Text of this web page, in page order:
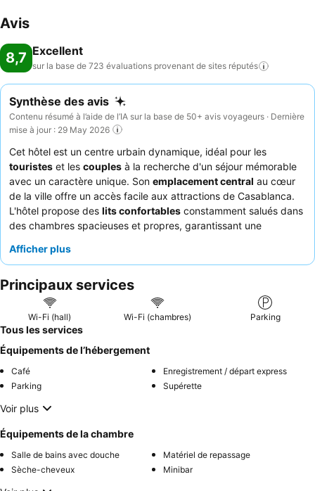
Avis
8,7 Excellent
sur la base de 723 évaluations provenant de sites réputés
Synthèse des avis
Contenu résumé à l’aide de l’IA sur la base de 50+ avis voyageurs · Dernière
mise à jour : 29 May 2026
Cet hôtel est un centre urbain dynamique, idéal pour les
touristes et les couples à la recherche d'un séjour mémorable
avec un caractère unique. Son emplacement central au cœur
de la ville offre un accès facile aux attractions de Casablanca.
L'hôtel propose des lits confortables constamment salués dans
des chambres spacieuses et propres, garantissant une
personnel accueillant et attentif
pensez à réserver une chambre à un étage supérieur pour un
environnement potentiellement plus calme.
Afficher plus
Principaux services
Wi-Fi (hall) Wi-Fi (chambres) Parking
Tous les services
Équipements de l’hébergement
Café
Enregistrement / départ express
Parking
Supérette
Voir plus
Équipements de la chambre
Salle de bains avec douche
Matériel de repassage
Sèche-cheveux
Minibar